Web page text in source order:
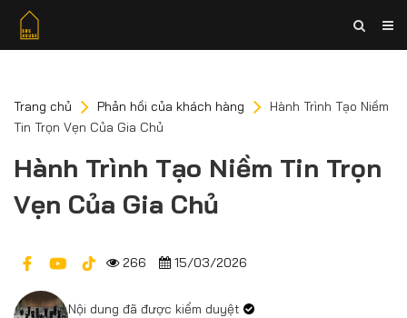
Trang chủ Phản hồi của khách hàng
Hành Trình Tạo Niềm
Tin Trọn Vẹn Của Gia Chủ
Hành Trình Tạo Niềm Tin Trọn
Vẹn Của Gia Chủ
266 15/03/2026
Nội dung đã được kiểm duyệt